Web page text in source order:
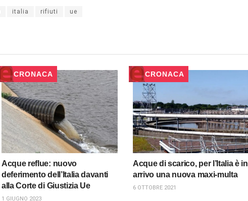
italia rifiuti ue
CRONACA
Acque reflue: nuovo
deferimento dell’Italia davanti
alla Corte di Giustizia Ue
1 GIUGNO 2023
CRONACA
Acque di scarico, per l’Italia è in
arrivo una nuova maxi-multa
6 OTTOBRE 2021